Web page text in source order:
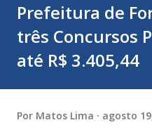
Prefeitura de
três Concursos
até R$ 3.405,44
Por Matos Lima agosto